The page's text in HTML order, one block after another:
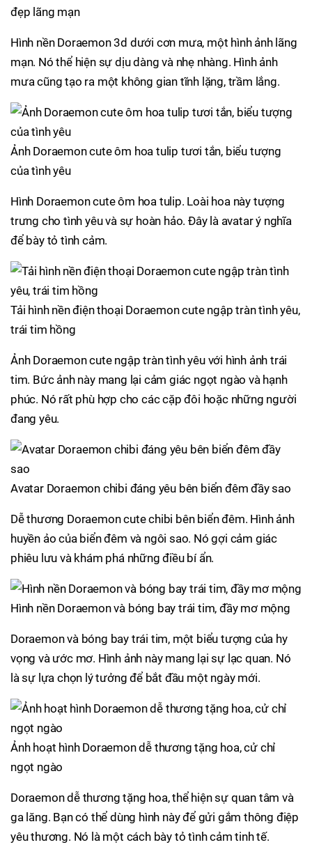
đẹp lãng mạn
Hình nền Doraemon 3d dưới cơn mưa, một hình ảnh lãng
mạn. Nó thể hiện sự dịu dàng và nhẹ nhàng. Hình ảnh
mưa cũng tạo ra một không gian tĩnh lặng, trầm lắng.
Ảnh Doraemon cute ôm hoa tulip tươi tắn, biểu tượng
của tình yêu
Hình Doraemon cute ôm hoa tulip. Loài hoa này tượng
trưng cho tình yêu và sự hoàn hảo. Đây là avatar ý nghĩa
để bày tỏ tình cảm.
Tải hình nền điện thoại Doraemon cute ngập tràn tình yêu,
trái tim hồng
Ảnh Doraemon cute ngập tràn tình yêu với hình ảnh trái
tim. Bức ảnh này mang lại cảm giác ngọt ngào và hạnh
phúc. Nó rất phù hợp cho các cặp đôi hoặc những người
đang yêu.
Avatar Doraemon chibi đáng yêu bên biển đêm đầy sao
Dễ thương Doraemon cute chibi bên biển đêm. Hình ảnh
huyền ảo của biển đêm và ngôi sao. Nó gợi cảm giác
phiêu lưu và khám phá những điều bí ẩn.
Hình nền Doraemon và bóng bay trái tim, đầy mơ mộng
Doraemon và bóng bay trái tim, một biểu tượng của hy
vọng và ước mơ. Hình ảnh này mang lại sự lạc quan. Nó
là sự lựa chọn lý tưởng để bắt đầu một ngày mới.
Ảnh hoạt hình Doraemon dễ thương tặng hoa, cử chỉ
ngọt ngào
Doraemon dễ thương tặng hoa, thể hiện sự quan tâm và
ga lăng. Bạn có thể dùng hình này để gửi gắm thông điệp
yêu thương. Nó là một cách bày tỏ tình cảm tinh tế.